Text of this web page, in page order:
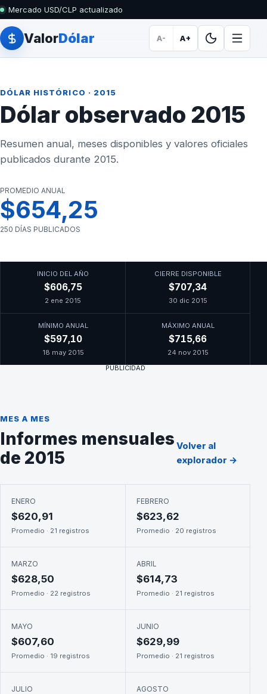
Mercado USD/CLP actualizado
ValorDólar A- A+
DÓLAR HISTÓRICO · 2015
Dólar observado 2015
Resumen anual, meses disponibles y valores oficiales
publicados durante 2015.
PROMEDIO ANUAL
$654,25
250 DÍAS PUBLICADOS
INICIO DEL AÑO
$606,75
2 ene 2015
CIERRE DISPONIBLE
$707,34
30 dic 2015
MÍNIMO ANUAL
$597,10
18 may 2015
MÁXIMO ANUAL
$715,66
24 nov 2015
PUBLICIDAD
MES A MES
Informes mensuales
de 2015
Volver al
explorador →
ENERO
$620,91
Promedio · 21 registros
FEBRERO
$623,62
Promedio · 20 registros
MARZO
$628,50
Promedio · 22 registros
ABRIL
$614,73
Promedio · 21 registros
MAYO
$607,60
Promedio · 19 registros
JUNIO
$629,99
Promedio · 21 registros
JULIO AGOSTO